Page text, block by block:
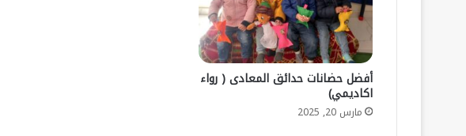
أفضل حضانات حدائق المعادى ( رواء
اكاديمي)
مارس 20, 2025